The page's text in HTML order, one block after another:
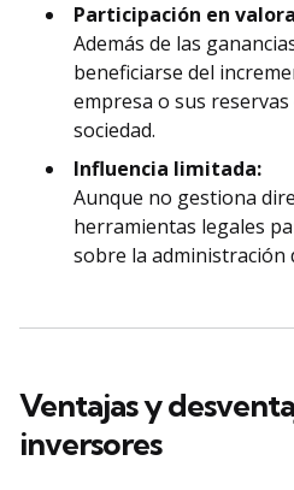
Participación en
Además de las
beneficiarse del
empresa o sus
sociedad.
Influencia limitada:
Aunque no gestiona
herramientas legales
sobre la administración
Ventajas y
inversores